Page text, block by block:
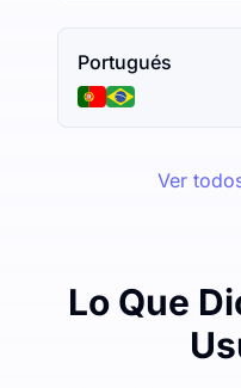
Portugués
Ver
Lo Que